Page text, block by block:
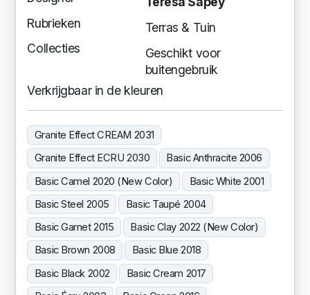
Rubrieken
Terras & Tuin
Collecties
Geschikt voor
buitengebruik
Verkrijgbaar in de kleuren
Granite Effect CREAM 2031
Granite Effect ECRU 2030
Basic Anthracite 2006
Basic Camel 2020 (New Color)
Basic White 2001
Basic Steel 2005
Basic Taupé 2004
Basic Garnet 2015
Basic Clay 2022 (New Color)
Basic Brown 2008
Basic Blue 2018
Basic Black 2002
Basic Cream 2017